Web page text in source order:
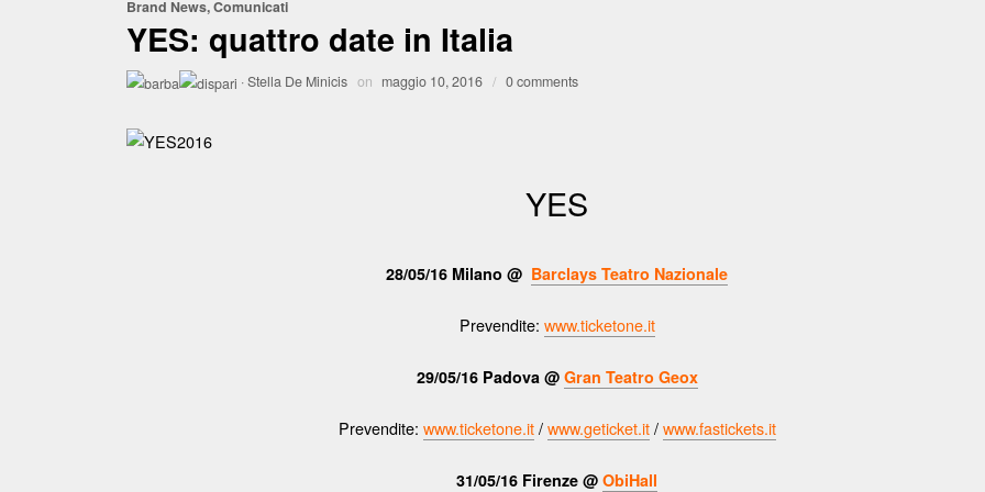
Brand News,Comunicati
YES: quattro date in Italia
·Stella De Minicis on maggio 10, 2016 / 0 comments
YES
28/05/16 Milano @ Barclays Teatro Nazionale
Prevendite: www.ticketone.it
29/05/16 Padova @ Gran Teatro Geox
Prevendite: www.ticketone.it /www.geticket.it/www.fastickets.it
31/05/16 Firenze @ObiHall